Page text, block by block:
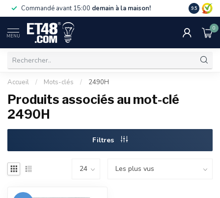
Commandé avant 15:00 demain à la maison! La
de 75 €.
9.5
MENU
0
Accueil / Mots-clés / 2490H
Produits associés au mot-clé
2490H
Filtres